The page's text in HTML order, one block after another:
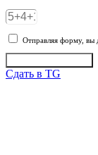
Отправляя форму, вы
Сдать в TG